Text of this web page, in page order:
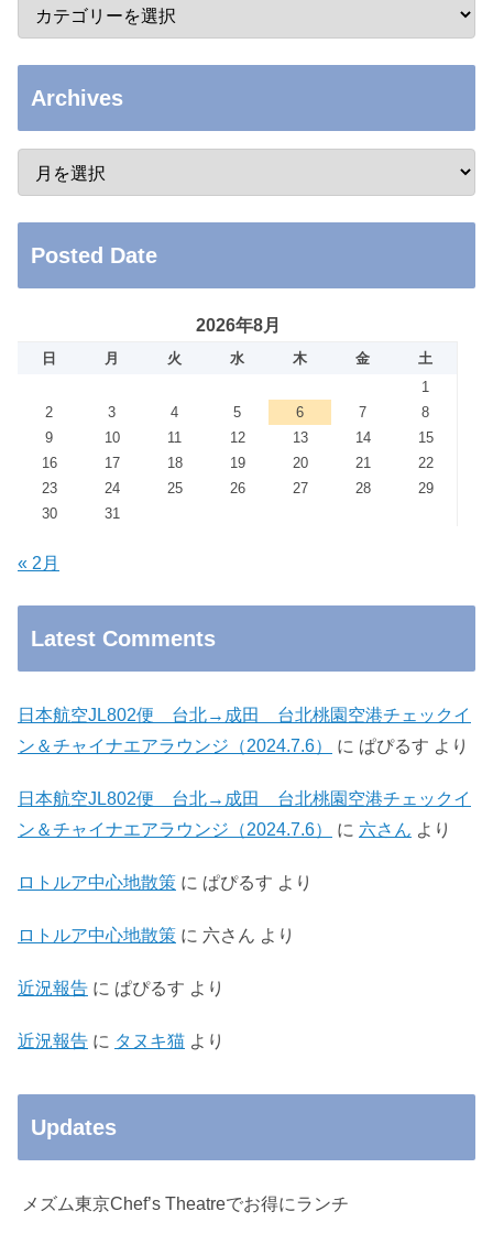
Archives
Posted Date
2026年8月
日 月 火 水 木 金
土
1
2
3 4 5 6 7
8
9
10 11 12 13 14
15
16
17 18 19 20 21
22
23
24 25 26 27 28
29
30
31
« 2月
Latest Comments
日本航空JL802便 台北→成田 台北桃園空港チェックイ
ン＆チャイナエアラウンジ（2024.7.6）
に ぱぴるす より
日本航空JL802便 台北→成田 台北桃園空港チェックイ
ン＆チャイナエアラウンジ（2024.7.6）
に 六さん より
ロトルア中心地散策 に ぱぴるす より
ロトルア中心地散策 に 六さん より
近況報告 に ぱぴるす より
近況報告 に タヌキ猫 より
Updates
メズム東京Chef’s Theatreでお得にランチ